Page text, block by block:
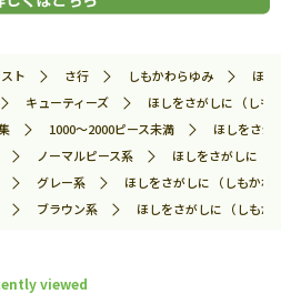
ト さ行 しもかわらゆみ
ほ
キューティーズ
ほしをさがしに （し
1000～2000ピース未満
ほしをさ
ノーマルピース系
ほしをさがしに
グレー系
ほしをさがしに （しもか
ブラウン系 ほしをさがしに （しも
viewed